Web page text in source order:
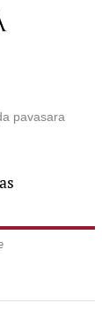
pavasara